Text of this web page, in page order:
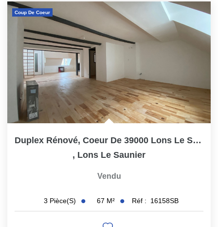
Coup De Coeur
Duplex Rénové, Coeur De 39000 Lons Le Saunier, Avec...
, Lons Le Saunier
Vendu
3 Pièce(s) 67 M² Réf : 16158SB